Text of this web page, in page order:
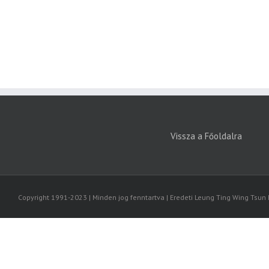
Vissza a Főoldalra
Copyright 1991-2023 | Minden jog fenntartva | Eredeti Leung Ting Wing Tsun